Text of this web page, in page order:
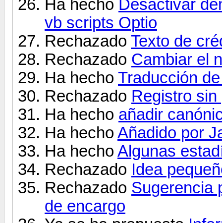
Ha hecho Desactivar
vb scripts Optio
Rechazado Texto de
Rechazado Cambiar el
Ha hecho Traducción
Rechazado Registro
Ha hecho añadir
Ha hecho Añadido por
Ha hecho Algunas
Rechazado Idea
Rechazado Sugerencia
de encargo